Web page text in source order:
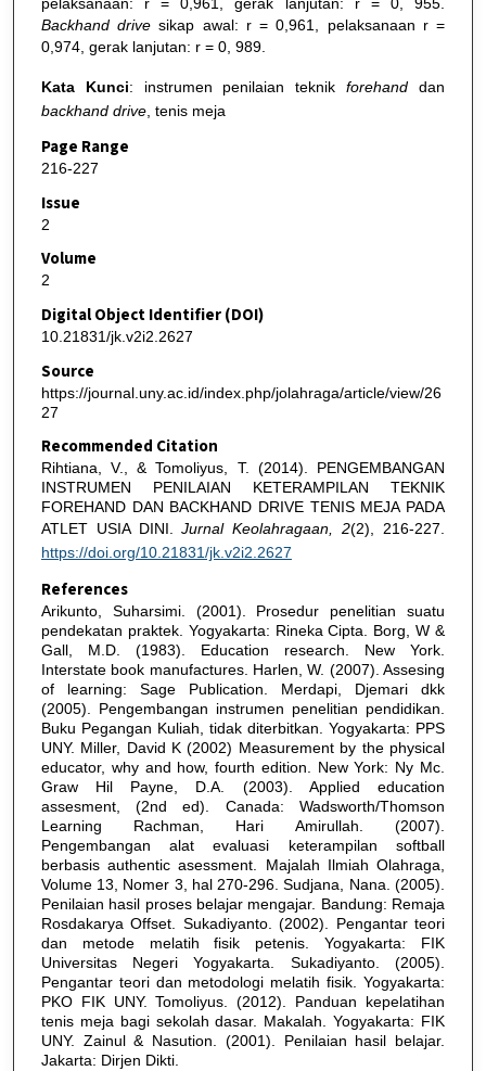
Backhand drive sikap awal: r = 0,961, pelaksanaan r =
0,974, gerak lanjutan: r = 0, 989.
Kata Kunci: instrumen penilaian teknikforehand dan
backhand drive, tenis meja
Page Range
216-227
Issue
2
Volume
2
Digital Object Identifier (DOI)
10.21831/jk.v2i2.2627
Source
https://journal.uny.ac.id/index.php/jolahraga/article/view/26
27
Recommended Citation
Rihtiana, V., & Tomoliyus, T. (2014). PENGEMBANGAN
INSTRUMEN PENILAIAN KETERAMPILAN TEKNIK
FOREHAND DAN BACKHAND DRIVE TENIS MEJA PADA
ATLET USIA DINI.Jurnal Keolahragaan, 2(2), 216-227.
https://doi.org/10.21831/jk.v2i2.2627
References
Arikunto, Suharsimi. (2001). Prosedur penelitian suatu
pendekatan praktek. Yogyakarta: Rineka Cipta. Borg, W &
Gall, M.D. (1983). Education research. New York.
Interstate book manufactures. Harlen, W. (2007). Assesing
of learning: Sage Publication. Merdapi, Djemari dkk
(2005). Pengembangan instrumen penelitian pendidikan.
Buku Pegangan Kuliah, tidak diterbitkan. Yogyakarta: PPS
UNY. Miller, David K (2002) Measurement by the physical
educator, why and how, fourth edition. New York: Ny Mc.
Graw Hil Payne, D.A. (2003). Applied education
assesment, (2nd ed). Canada: Wadsworth/Thomson
Learning Rachman, Hari Amirullah. (2007).
Pengembangan alat evaluasi keterampilan softball
berbasis authentic asessment. Majalah Ilmiah Olahraga,
Volume 13, Nomer 3, hal 270-296. Sudjana, Nana. (2005).
Penilaian hasil proses belajar mengajar. Bandung: Remaja
Rosdakarya Offset. Sukadiyanto. (2002). Pengantar teori
dan metode melatih fisik petenis. Yogyakarta: FIK
Universitas Negeri Yogyakarta. Sukadiyanto. (2005).
Pengantar teori dan metodologi melatih fisik. Yogyakarta:
PKO FIK UNY. Tomoliyus. (2012). Panduan kepelatihan
tenis meja bagi sekolah dasar. Makalah. Yogyakarta: FIK
UNY. Zainul & Nasution. (2001). Penilaian hasil belajar.
Jakarta: Dirjen Dikti.